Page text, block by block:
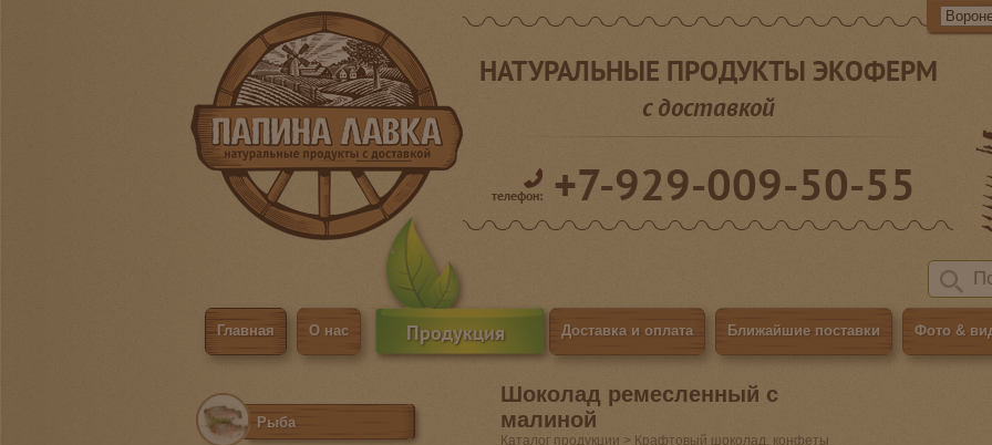
Главная О нас Продукция Доставка и оплата Ближайшие поставки Фото &
НАТУРАЛЬНЫЕ ПРОДУКТЫ ЭКОФЕРМ
с доставкой
телефон: +7-929-009-50-55
Шоколад ремесленный с
малиной
Каталог продукции > Крафтовый шоколад, конфеты
Рыба